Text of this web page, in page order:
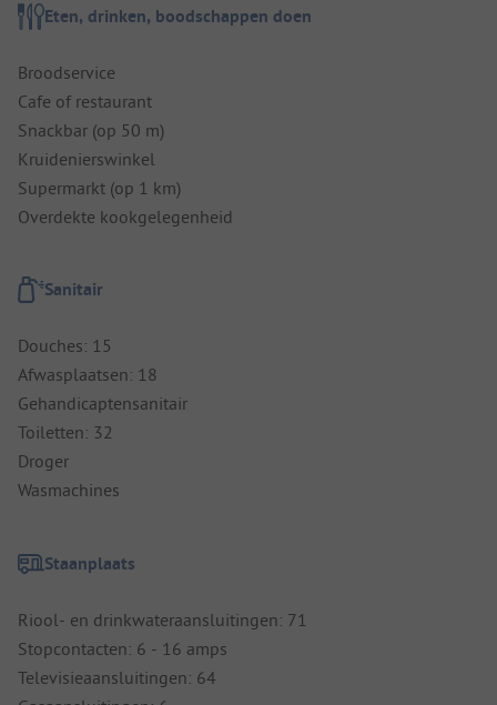
Eten, drinken, boodschappen doen
Broodservice
Cafe of restaurant
Snackbar (op 50 m)
Kruidenierswinkel
Supermarkt (op 1 km)
Overdekte kookgelegenheid
Sanitair
Douches: 15
Afwasplaatsen: 18
Gehandicaptensanitair
Toiletten: 32
Droger
Wasmachines
Staanplaats
Riool- en drinkwateraansluitingen: 71
Stopcontacten: 6 - 16 amps
Televisieaansluitingen: 64